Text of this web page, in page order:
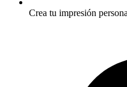
Crea tu impresión